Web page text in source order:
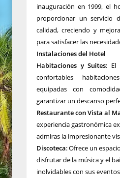
inauguración en 1999, el
proporcionar un servicio
calidad, creciendo y
para satisfacer las
Instalaciones del Hotel
Habitaciones y Suites: El
confortables
equipadas con
garantizar un descanso
Restaurante con Vista al
experiencia gastronómica
admiras la impresionante
Discoteca: Ofrece un
disfrutar de la música y el
inolvidables con sus